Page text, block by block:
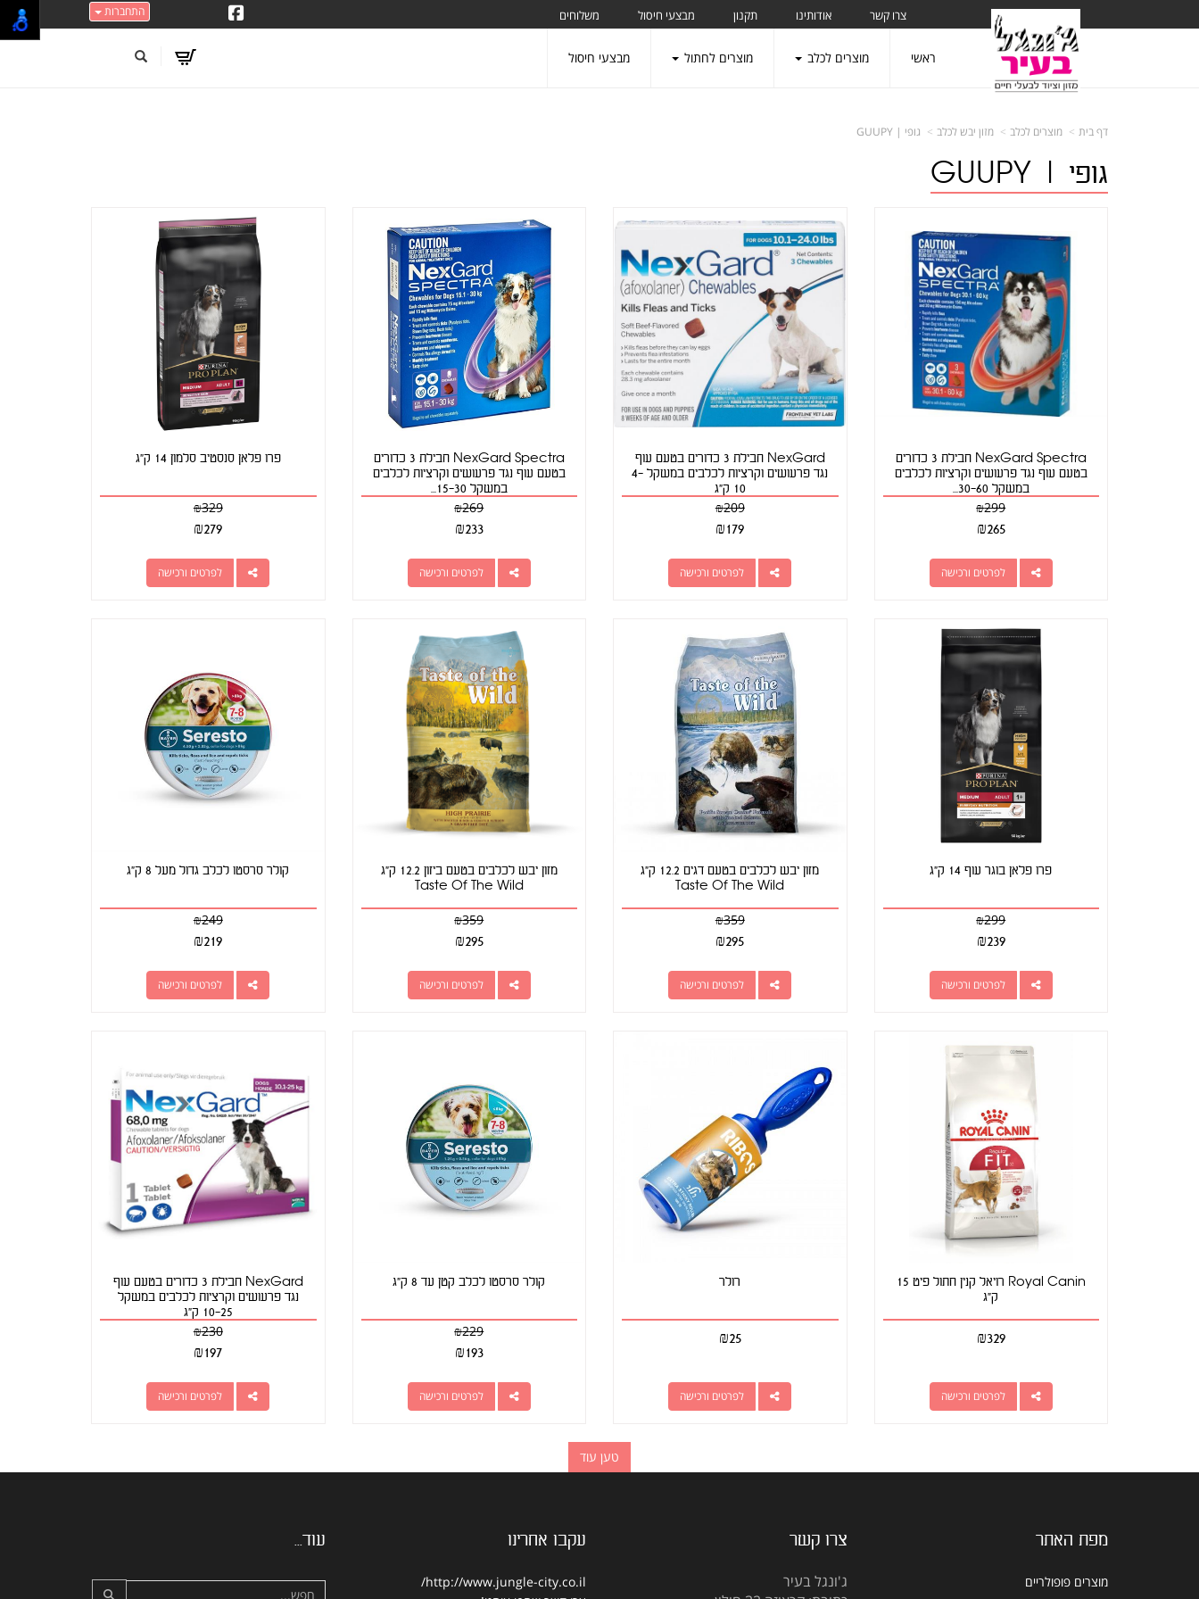
התחברות צרו קשר אודותינו תקנון מבצעי חיסול משלוחים
ראשי מוצרים לכלב מוצרים לחתול מבצעי חיסול
דף בית מוצרים לכלב מזון יבש לכלב גופי | GUUPY
גופי | GUUPY
NexGard Spectra חבילת 3 כדורים
בטעם עוף נגד פרעושים וקרציות לכלבים
במשקל 30-60...
₪299
₪265
לפרטים ורכישה
NexGard חבילת 3 כדורים בטעם עוף
נגד פרעושים וקרציות לכלבים במשקל 4-
10 ק"ג
₪209
₪179
לפרטים ורכישה
NexGard Spectra חבילת 3 כדורים
בטעם עוף נגד פרעושים וקרציות לכלבים
במשקל 15-30...
₪269
₪233
לפרטים ורכישה
פרו פלאן סנסטיב סלמון 14 ק"ג
₪329
₪279
לפרטים ורכישה
פרו פלאן בוגר עוף 14 ק"ג
₪299
₪239
לפרטים ורכישה
מזון יבש לכלבים בטעם דגים 12.2 ק"ג
Taste Of The Wild
₪359
₪295
לפרטים ורכישה
מזון יבש לכלבים בטעם ביזון 12.2 ק"ג
Taste Of The Wild
₪359
₪295
לפרטים ורכישה
קולר סרסטו לכלב גדול מעל 8 ק"ג
₪249
₪219
לפרטים ורכישה
Royal Canin רויאל קנין חתול פיט 15
ק"ג
₪329
לפרטים ורכישה
רולר
₪25
לפרטים ורכישה
קולר סרסטו לכלב קטן עד 8 ק"ג
₪229
₪193
לפרטים ורכישה
NexGard חבילת 3 כדורים בטעם עוף
נגד פרעושים וקרציות לכלבים במשקל
10-25 ק"ג
₪230
₪197
לפרטים ורכישה
טען עוד
מפת האתר
מוצרים פופולריים
צרו קשר
ג'ונגל בעיר
עקבו אחרינו
http://www.jungle-city.co.il/
עוד...